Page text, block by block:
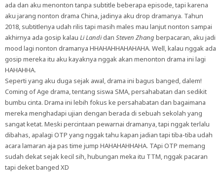
ada dan aku menonton tanpa subtitle beberapa episode, tapi karena
aku jarang nonton drama China, jadinya aku drop dramanya. Tahun
2018, subtitlenya udah rilis tapi masih males mau lanjut nonton sampai
akhirnya ada gosip kalau Li Landidan Steven Zhang berpacaran, aku jadi
mood lagi nonton dramanya HHAHAHHAHAHAHA. Well, kalau nggak ada
gosip mereka itu aku kayaknya nggak akan menonton drama ini lagi
HAHAHHA.
Seperti yang aku duga sejak awal, drama ini bagus banged, dalem!
Coming of Age drama, tentang siswa SMA, persahabatan dan sedikit
bumbu cinta. Drama ini lebih fokus ke persahabatan dan bagaimana
mereka menghadapi ujian dengan berada di sebuah sekolah yang
sangat ketat. Meski percintaan pewarnai dramanya, tapi nggak terlalu
dibahas, apalagi OTP yang nggak tahu kapan jadian tapi tiba-tiba udah
acara lamaran aja pas time jump HAHAHAHHAHA. TApi OTP memang
sudah dekat sejak kecil sih, hubungan meka itu TTM, nggak pacaran
tapi deket banged XD